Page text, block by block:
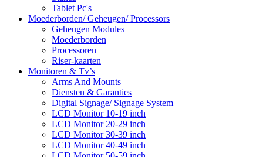
Tablet Pc's
Moederborden/ Geheugen/ Processors
Geheugen Modules
Moederborden
Processoren
Riser-kaarten
Monitoren & Tv’s
Arms And Mounts
Diensten & Garanties
Digital Signage/ Signage System
LCD Monitor 10-19 inch
LCD Monitor 20-29 inch
LCD Monitor 30-39 inch
LCD Monitor 40-49 inch